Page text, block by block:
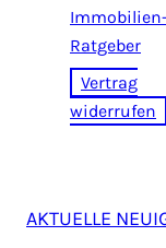
Immobilien-
Ratgeber
Vertrag
widerrufen
AKTUELLE